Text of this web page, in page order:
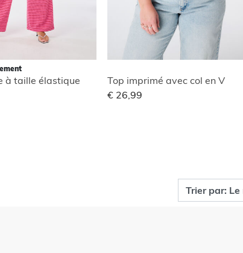
à taille élastique
Top imprimé avec col en V
€ 26,99